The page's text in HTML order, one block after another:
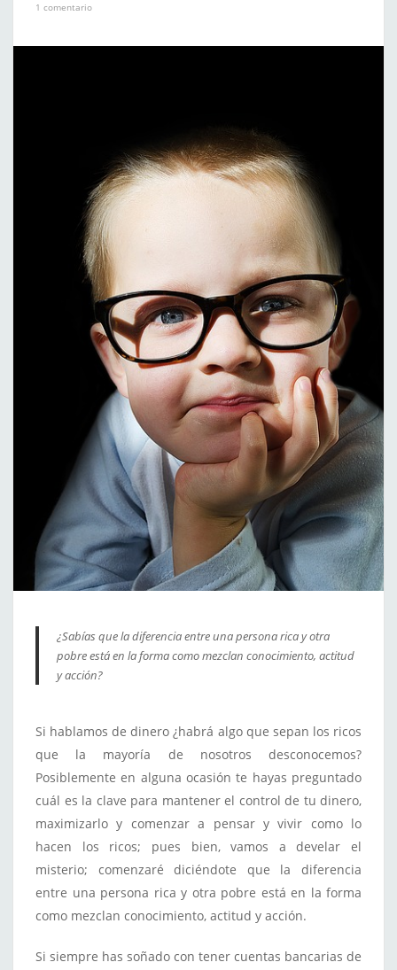
1 comentario
¿Sabías que la diferencia entre una persona rica y otra
pobre está en la forma como mezclan conocimiento, actitud
y acción?
Si hablamos de dinero ¿habrá algo que sepan los ricos
que la mayoría de nosotros desconocemos?
Posiblemente en alguna ocasión te hayas preguntado
cuál es la clave para mantener el control de tu dinero,
maximizarlo y comenzar a pensar y vivir como lo
hacen los ricos; pues bien, vamos a develar el
misterio; comenzaré diciéndote que la diferencia
entre una persona rica y otra pobre está en la forma
como mezclan conocimiento, actitud y acción.
Si siempre has soñado con tener cuentas bancarias de